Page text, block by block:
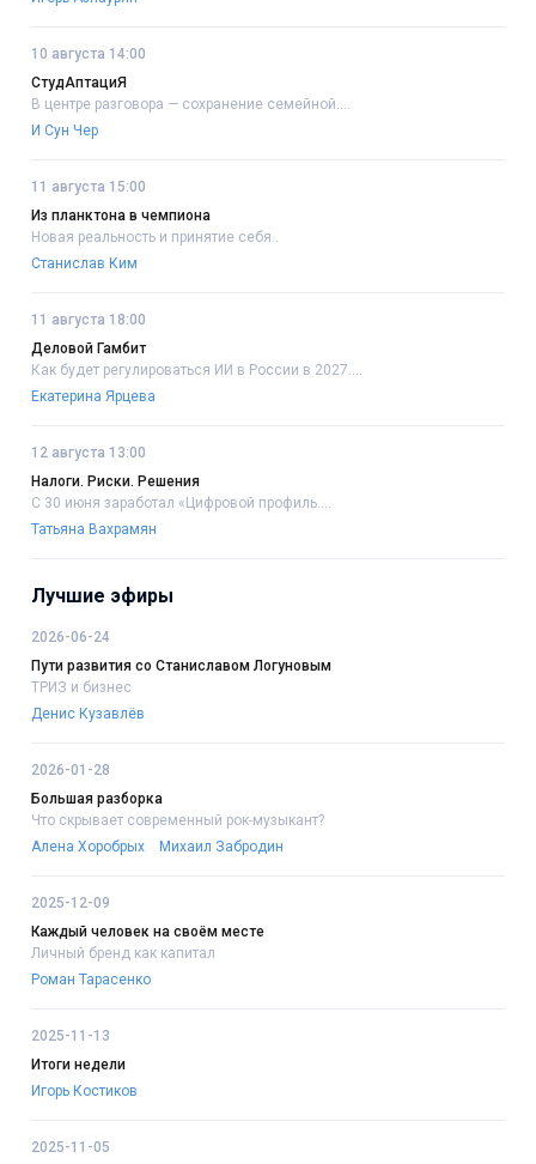
10 августа 14:00
СтудАптациЯ
В центре разговора — сохранение семейной....
И Сун Чер
11 августа 15:00
Из планктона в чемпиона
Новая реальность и принятие себя..
Станислав Ким
11 августа 18:00
Деловой Гамбит
Как будет регулироваться ИИ в России в 2027....
Екатерина Ярцева
12 августа 13:00
Налоги. Риски. Решения
С 30 июня заработал «Цифровой профиль....
Татьяна Вахрамян
Лучшие эфиры
2026-06-24
Пути развития со Станиславом Логуновым
ТРИЗ и бизнес
Денис Кузавлёв
2026-01-28
Большая разборка
Что скрывает современный рок-музыкант?
Алена Хоробрых
Михаил Забродин
2025-12-09
Каждый человек на своём месте
Личный бренд как капитал
Роман Тарасенко
2025-11-13
Итоги недели
Игорь Костиков
2025-11-05